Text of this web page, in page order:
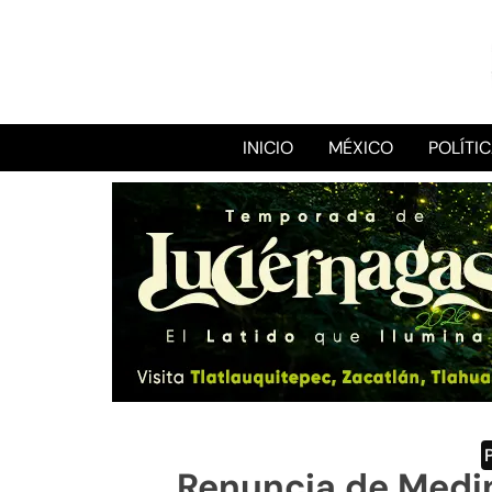
INICIO MÉXICO